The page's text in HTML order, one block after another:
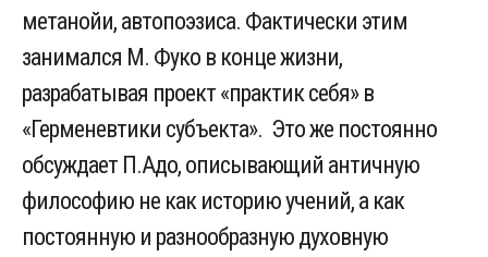
метанойи, автопоэзиса. Фактически этим
занимался М. Фуко в конце жизни,
разрабатывая проект «практик себя» в
«Герменевтики субъекта». Это же постоянно
обсуждает П.Адо, описывающий античную
философию не как историю учений, а как
постоянную и разнообразную духовную